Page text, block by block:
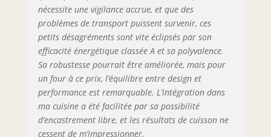
l'extérieur et
juteuses à
l'intérieur. Steam
EasyClean : la
vapeur élimine les
saletés et permet
un meilleur
nettoyage. Porte
triple verre : porte
froide avec 3
nécessite une vigilance accrue, et que des
problèmes de transport puissent survenir, ces
petits désagréments sont vite éclipsés par son
efficacité énergétique classée A et sa polyvalence.
Sa robustesse pourrait être améliorée, mais pour
un four à ce prix, l’équilibre entre design et
performance est remarquable. L’intégration dans
ma cuisine a été facilitée par sa possibilité
d’encastrement libre, et les résultats de cuisson ne
cessent de m’impressionner.